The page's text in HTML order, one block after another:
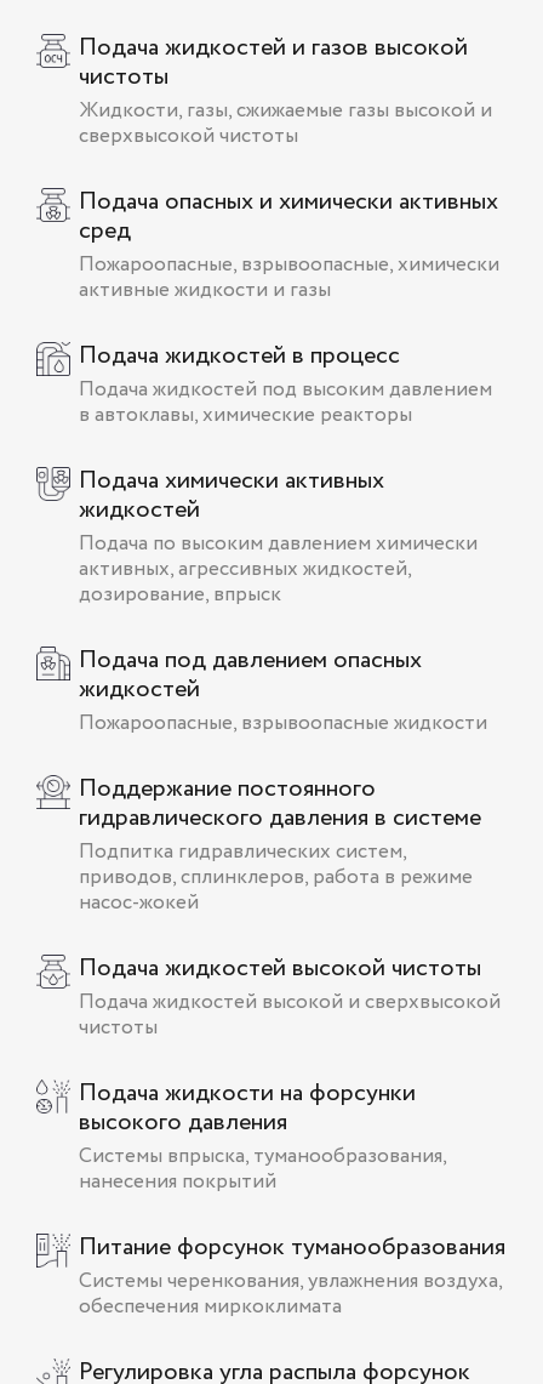
Подача жидкостей и газов высокой
чистоты
Жидкости, газы, сжижаемые газы высокой и
сверхвысокой чистоты
Подача опасных и химически активных
сред
Пожароопасные, взрывоопасные, химически
активные жидкости и газы
Подача жидкостей в процесс
Подача жидкостей под высоким давлением
в автоклавы, химические реакторы
Подача химически активных
жидкостей
Подача по высоким давлением химически
активных, агрессивных жидкостей,
дозирование, впрыск
Подача под давлением опасных
жидкостей
Пожароопасные, взрывоопасные жидкости
Поддержание постоянного
гидравлического давления в системе
Подпитка гидравлических систем,
приводов, сплинклеров, работа в режиме
насос-жокей
Подача жидкостей высокой чистоты
Подача жидкостей высокой и сверхвысокой
чистоты
Подача жидкости на форсунки
высокого давления
Системы впрыска, туманообразования,
нанесения покрытий
Питание форсунок туманообразования
Системы черенкования, увлажнения воздуха,
обеспечения миркоклимата
Регулировка угла распыла форсунок